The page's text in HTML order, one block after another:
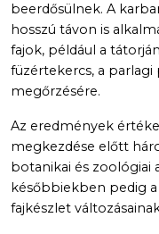
beerdősülnek. A
hosszú távon is
fajok, például a
füzértekercs, a parlagi
megőrzésére.
Az eredmények
megkezdése előtt
botanikai és zoológiai
későbbiekben pedig
fajkészlet